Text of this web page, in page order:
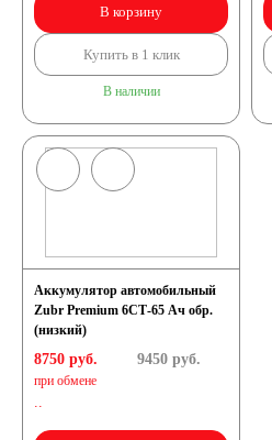
В корзину
Купить в 1 клик
В наличии
Аккумулятор автомобильный
Zubr Premium 6СТ-65 Ач обр.
(низкий)
8750 руб.
при обмене
..
9450руб.